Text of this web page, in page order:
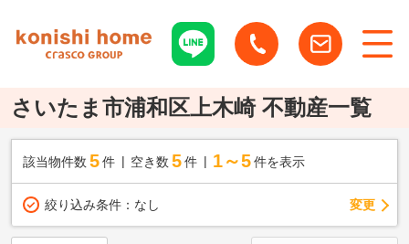
さいたま市浦和区上木崎 不動産一覧
該当物件数 5件 空き数 5 件 1～5 件を表示
絞り込み条件： なし 変更